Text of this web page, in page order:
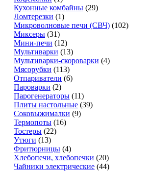
Кухонные комбайны (29)
Ломтерезки (1)
Микроволновые печи (СВЧ) (102)
Миксеры (31)
Мини-печи (12)
Мультиварки (13)
Мультиварки-скороварки (4)
Мясорубки (113)
Отпариватели (6)
Пароварки (2)
Парогенераторы (11)
Плиты настольные (39)
Соковыжималки (9)
Термопоты (16)
Тостеры (22)
Утюги (13)
Фритюрницы (4)
Хлебопечи, хлебопечки (20)
Чайники электрические (44)